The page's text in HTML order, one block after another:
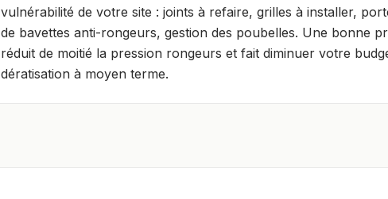
vulnérabilité de votre site : joints à refaire, grilles à installer,
de bavettes anti-rongeurs, gestion des poubelles. Une bonne
réduit de moitié la pression rongeurs et fait diminuer votre
dératisation à moyen terme.